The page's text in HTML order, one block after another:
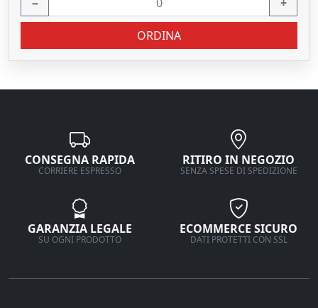
ORDINA
CONSEGNA RAPIDA
CORRIERE ESPRESSO
RITIRO IN NEGOZIO
SENZA SPESE DI SPEDIZIONE
GARANZIA LEGALE
SU OGNI PRODOTTO
ECOMMERCE SICURO
DATI PROTETTI CON SSL